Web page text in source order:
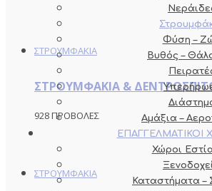
Φύση –
Βυθός –
Αμάξια –
ΕΠΑΓΓΕΛΜΑΤΙΚΟΙ
Χώροι
Καταστήματα –
ΣΤΡΟΥΜΦΑΚΙΑ
ΣΤΡΟΥΜΦΑΚΙΑ &
928 ΠΡΟΒΟΛΕΣ
ΣΤΡΟΥΜΦΑΚΙΑ